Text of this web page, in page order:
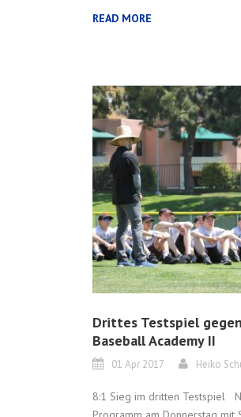
READ MORE
Drittes Testspiel
Baseball Academy II
01 Apr 2017 Heiko
8:1 Sieg im dritten Testspiel